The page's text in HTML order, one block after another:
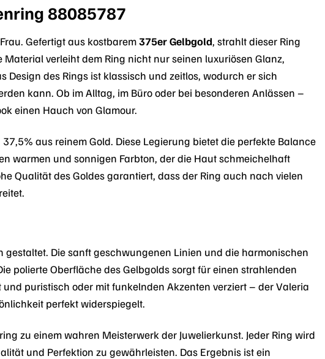
88085787
Gefertigt aus kostbarem375er Gelbgold, strahlt dieser Ring
verleiht dem Ring nicht nur seinen luxuriösen Glanz,
des Rings ist klassisch und zeitlos, wodurch er sich
kann. Ob im Alltag, im Büro oder bei besonderen Anlässen –
einen Hauch von Glamour.
aus reinem Gold. Diese Legierung bietet die perfekte Balance
warmen und sonnigen Farbton, der die Haut schmeichelhaft
Qualität des Goldes garantiert, dass der Ring auch nach vielen
Die sanft geschwungenen Linien und die harmonischen
polierte Oberfläche des Gelbgolds sorgt für einen strahlenden
puristisch oder mit funkelnden Akzenten verziert – der Valeria
perfekt widerspiegelt.
zu einem wahren Meisterwerk der Juwelierkunst. Jeder Ring wird
und Perfektion zu gewährleisten. Das Ergebnis ist ein